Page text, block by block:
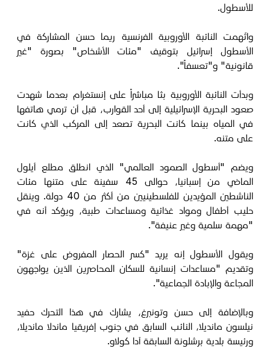
للأسطول.
واتّهمت النائبة الأوروبية الفرنسية ريما حسن المشاركة في
الأسطول إسرائيل بتوقيف "مئات الأشخاص" بصورة "غير
قانونية" و"تعسفاً".
وبدأت النائبة الأوروبية بثا مباشراً على إنستغرام بعدما شهدت
صعود البحرية الإسرائيلية إلى أحد القوارب، قبل أن ترمي هاتفها
في المياه بينما كانت البحرية تصعد إلى المركب الذي كانت
على متنه.
ويضم "أسطول الصمود العالمي" الذي انطلق مطلع أيلول
الماضي من إسبانيا، حوالى 45 سفينة على متنها مئات
الناشطين المؤيدين للفلسطينيين من أكثر من 40 دولة. وينقل
حليب أطفال ومواد غذائية ومساعدات طبية، ويؤكد أنه في
"مهمة سلمية وغير عنيفة".
ويقول الأسطول إنه يريد "كسر الحصار المفروض على غزة"
وتقديم "مساعدات إنسانية للسكان المحاصرين الذين يواجهون
المجاعة والإبادة الجماعية".
وبالإضافة إلى حسن وتونبرغ، يشارك في هذا التحرك حفيد
نيلسون مانديلا، النائب السابق في جنوب إفريقيا ماندلا مانديلا،
ورئيسة بلدية برشلونة السابقة آدا كولاو.